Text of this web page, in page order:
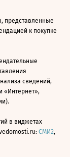
представленные
к покупке
сведений,
«Интернет»,
в виджетах
СМИ2,